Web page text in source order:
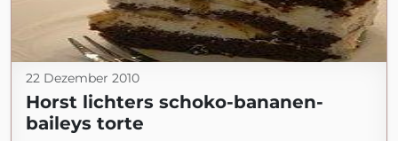
22 Dezember 2010
Horst lichters schoko-bananen-
baileys torte